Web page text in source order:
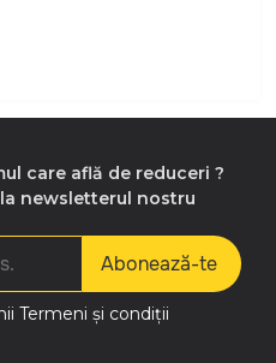
care află de reduceri ?
newsletterul nostru
Abonează-te
Termeni și condiții